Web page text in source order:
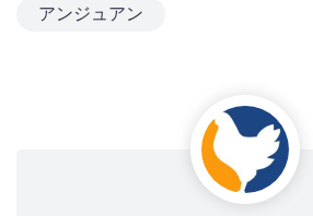
アンジュアン